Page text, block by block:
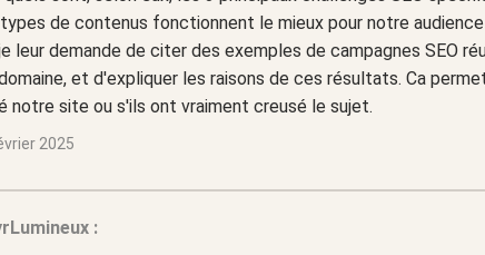
de contenus fonctionnent le mieux pour notre
leur demande de citer des exemples de campagnes SEO
et d'expliquer les raisons de ces résultats. Ca
notre site ou s'ils ont vraiment creusé le sujet.
2025
: